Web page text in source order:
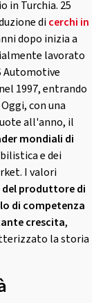
in Turchia. 25
dicerchi in
dopo inizia a
lavorato
Automotive
1997, entrando
con una
all'anno, il
mondiali di
e dei
I valori
produttore di
di competenza
crescita,
la storia